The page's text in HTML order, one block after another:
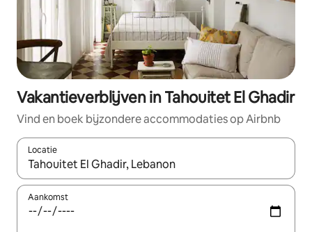
Vakantieverblijven in Tahouitet El Ghadir
Vind en boek bijzondere accommodaties op Airbnb
Locatie
Wanneer er resultaten beschikbaar zijn, maak je een keuze
Aankomst